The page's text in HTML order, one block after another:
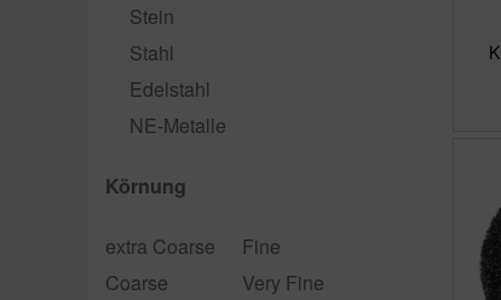
Stein
Stahl
Edelstahl
NE-Metalle
Körnung
extra Coarse
Coarse
Fine
Very Fine